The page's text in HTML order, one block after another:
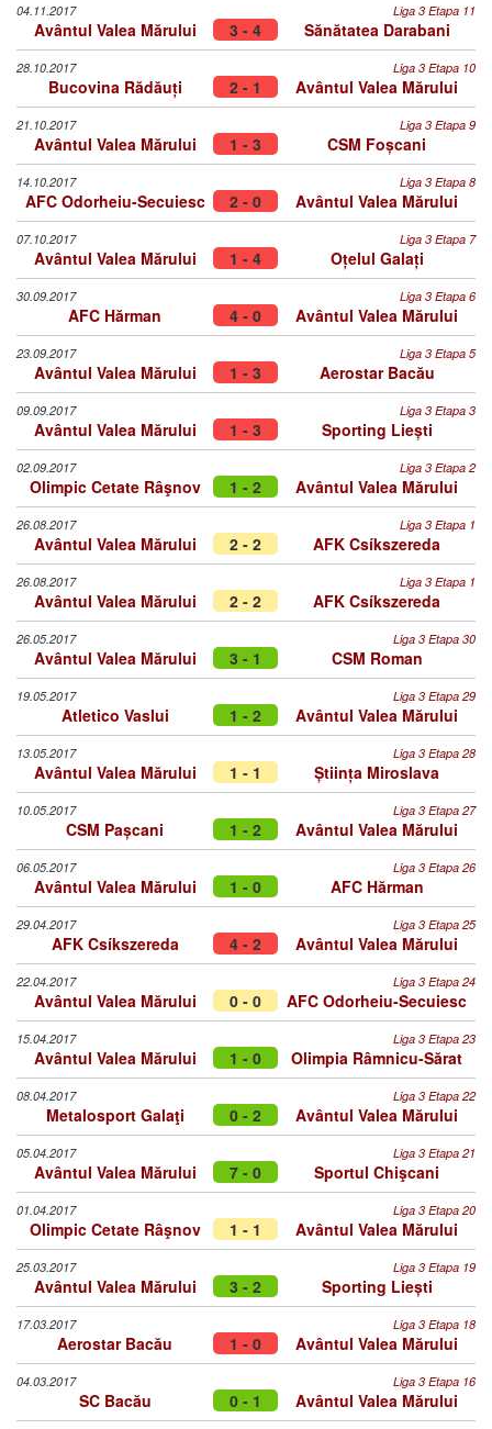
04.11.2017 Liga 3 Etapa 11
Avântul Valea Mărului 3 - 4 Sănătatea Darabani
28.10.2017 Liga 3 Etapa 10
Bucovina Rădăuți 2 - 1 Avântul Valea Mărului
21.10.2017 Liga 3 Etapa 9
Avântul Valea Mărului 1 - 3 CSM Foșcani
14.10.2017 Liga 3 Etapa 8
AFC Odorheiu-Secuiesc 2 - 0 Avântul Valea Mărului
07.10.2017 Liga 3 Etapa 7
Avântul Valea Mărului 1 - 4 Oțelul Galați
30.09.2017 Liga 3 Etapa 6
AFC Hărman 4 - 0 Avântul Valea Mărului
23.09.2017 Liga 3 Etapa 5
Avântul Valea Mărului 1 - 3 Aerostar Bacău
09.09.2017 Liga 3 Etapa 3
Avântul Valea Mărului 1 - 3 Sporting Liești
02.09.2017 Liga 3 Etapa 2
Olimpic Cetate Râşnov 1 - 2 Avântul Valea Mărului
26.08.2017 Liga 3 Etapa 1
Avântul Valea Mărului 2 - 2 AFK Csíkszereda
26.08.2017 Liga 3 Etapa 1
Avântul Valea Mărului 2 - 2 AFK Csíkszereda
26.05.2017 Liga 3 Etapa 30
Avântul Valea Mărului 3 - 1 CSM Roman
19.05.2017 Liga 3 Etapa 29
Atletico Vaslui 1 - 2 Avântul Valea Mărului
13.05.2017 Liga 3 Etapa 28
Avântul Valea Mărului 1 - 1 Știința Miroslava
10.05.2017 Liga 3 Etapa 27
CSM Pașcani 1 - 2 Avântul Valea Mărului
06.05.2017 Liga 3 Etapa 26
Avântul Valea Mărului 1 - 0 AFC Hărman
29.04.2017 Liga 3 Etapa 25
AFK Csíkszereda 4 - 2 Avântul Valea Mărului
22.04.2017 Liga 3 Etapa 24
Avântul Valea Mărului 0 - 0 AFC Odorheiu-Secuiesc
15.04.2017 Liga 3 Etapa 23
Avântul Valea Mărului 1 - 0 Olimpia Râmnicu-Sărat
08.04.2017 Liga 3 Etapa 22
Metalosport Galaţi 0 - 2 Avântul Valea Mărului
05.04.2017 Liga 3 Etapa 21
Avântul Valea Mărului 7 - 0 Sportul Chişcani
01.04.2017 Liga 3 Etapa 20
Olimpic Cetate Râşnov 1 - 1 Avântul Valea Mărului
25.03.2017 Liga 3 Etapa 19
Avântul Valea Mărului 3 - 2 Sporting Liești
17.03.2017 Liga 3 Etapa 18
Aerostar Bacău 1 - 0 Avântul Valea Mărului
04.03.2017 Liga 3 Etapa 16
SC Bacău 0 - 1 Avântul Valea Mărului